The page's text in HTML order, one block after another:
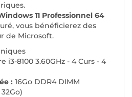
11 Professionnel 64
vous bénéficierez des
de Microsoft.
i3-8100 3.60GHz - 4 Curs - 4
: 16Go DDR4 DIMM